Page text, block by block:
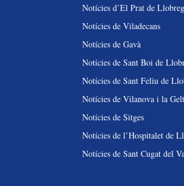
Notícies d’El Prat de
Notícies de Viladecans
Notícies de Gavà
Notícies de Sant Boi de
Notícies de Sant Feliu de
Notícies de Vilanova i la
Notícies de Sitges
Notícies de l’Hospitalet de
Notícies de Sant Cugat del